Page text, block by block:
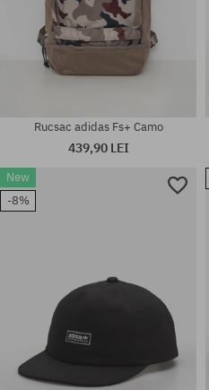
Mărimi existente:
Rucsac adidas Fs+ Camo
439,90 LEI
New
-8%